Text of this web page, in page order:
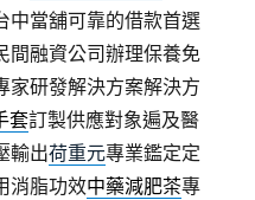
中當舖可靠的借款首選
間融資公司辦理保養免
家研發解決方案解決方
套訂製供應對象遍及醫
輸出荷重元專業鑑定定
消脂功效中藥減肥茶專